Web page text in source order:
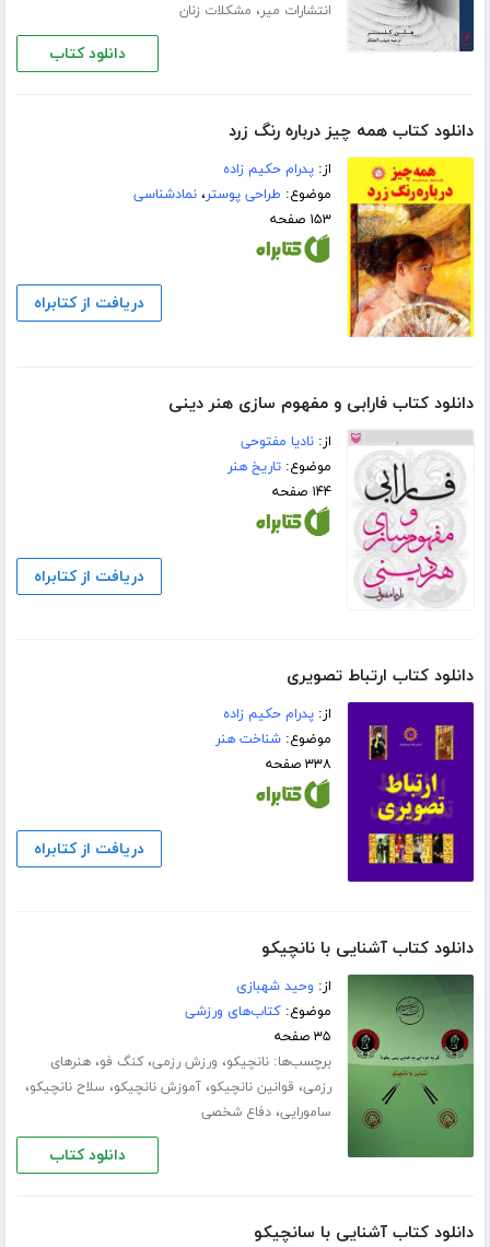
انتشارات میر، مشکلات زنان
دانلود کتاب
دانلود کتاب همه چیز درباره رنگ زرد
از:پدرام حکیم زاده
موضوع: طراحی پوستر،نمادشناسی
۱۵۳ صفحه
دریافت از کتابراه
دانلود کتاب فارابی و مفهوم سازی هنر دینی
از:نادیا مفتوحی
موضوع:تاریخ هنر
۱۴۴ صفحه
دریافت از کتابراه
دانلود کتاب ارتباط تصویری
از:پدرام حکیم زاده
موضوع:شناخت هنر
۳۳۸ صفحه
دریافت از کتابراه
دانلود کتاب آشنایی با نانچیکو
از: وحید شهبازی
موضوع:کتاب‌های ورزشی
۳۵ صفحه
برچسب‌ها:نانچیکو، ورزش رزمی،کنگ فو،هنرهای
رزمی، قوانین نانچیکو،آموزش نانچیکو، سلاح نانچیکو،
سامورایی،دفاع شخصی
دانلود کتاب
دانلود کتاب آشنایی با سانچیکو